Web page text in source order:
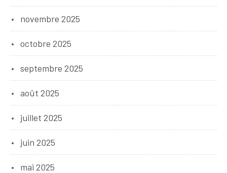
novembre 2025
octobre 2025
septembre 2025
août 2025
juillet 2025
juin 2025
mai 2025